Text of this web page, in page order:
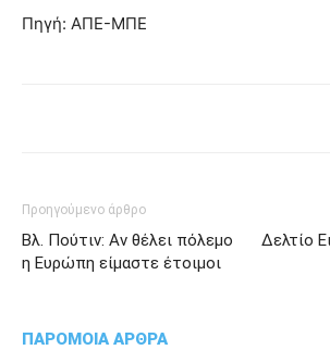
Πηγή: ΑΠΕ-ΜΠΕ
Προηγούμενο άρθρο
Βλ. Πούτιν: Αν θέλει πόλεμο
η Ευρώπη είμαστε έτοιμοι
Δελτίο
ΠΑΡΟΜΟΙΑ ΑΡΘΡΑ